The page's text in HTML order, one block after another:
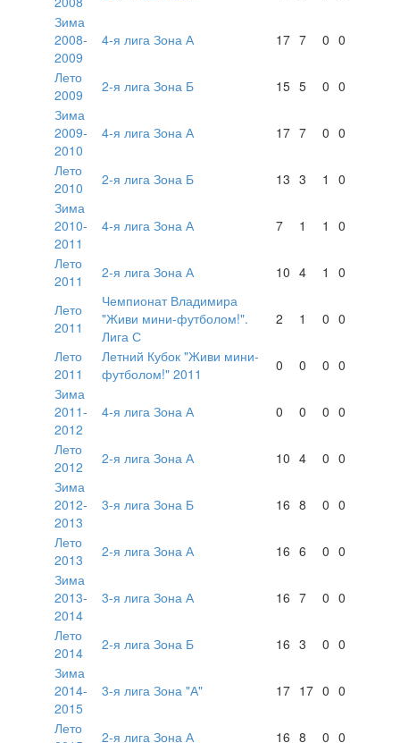
Зима
2008-
2009
4-я лига Зона А 17 7 0 0
Лето
2009
2-я лига Зона Б 15 5 0 0
Зима
2009-
2010
4-я лига Зона А 17 7 0 0
Лето
2010
2-я лига Зона Б 13 3 1
0
Зима
2010-
2011
4-я лига Зона А 7 1 1 0
Лето
2011
2-я лига Зона А 10 4 1 0
Лето
2011
Чемпионат Владимира
"Живи мини-футболом!".
Лига С
2 1 0 0
Лето
2011
Летний Кубок "Живи мини-
футболом!" 2011
0 0 0 0
Зима
2011-
2012
4-я лига Зона А 0 0 0 0
Лето
2012
2-я лига Зона А 10 4 0 0
Зима
2012-
2013
3-я лига Зона Б 16 8 0 0
Лето
2013
2-я лига Зона А 16 6 0 0
Зима
2013-
2014
3-я лига Зона А 16 7 0 0
Лето
2014
2-я лига Зона Б 16 3 0 0
Зима
2014-
2015
3-я лига Зона "А" 17 17 0 0
Лето
2-я лига Зона А 16 8 0 0